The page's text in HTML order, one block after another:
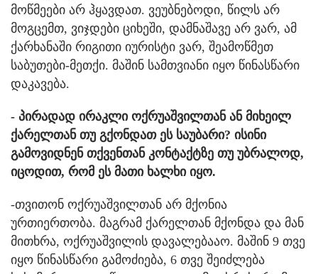
მოწმეები არ ჰყავდათ. ვეუბნებოდი, წილს არ
მოგცემთ, ვიჯდები ციხეში, დამნაშავე არ ვარ, ამ
ქარხანაში რიგითი იურისტი ვარ, შეამოწმეთ
საბუთები-მეთქი. მაშინ სამთვიანი იყო წინასწარი
დაკავება.
- პირადად ირაკლი ოქრუაშვილთან ან მიხეილ
ქარელთან თუ გქონდათ ეს საუბარი? ისინი
გამოვიდნენ თქვენთან კონტაქტზე თუ უბრალოდ,
იცოდით, რომ ეს მათი ხალხი იყო.
-თვითონ ოქრუაშვილთან არ მქონია
ურთიერთობა. მაგრამ ქარელთან მქონდა და მან
მითხრა, ოქრუაშვილის დავალებააო. მაშინ 9 თვე
იყო წინასწარი გამოძიება, 6 თვე შეიძლება